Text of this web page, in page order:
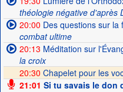
théologie négative d'après
20:00 Des questions sur
combat ultime
20:13 Méditation sur
la croix
20:30 Chapelet pour les
21:01 Si tu savais le don